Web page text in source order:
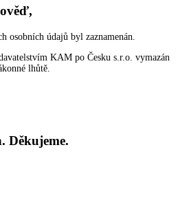
osobních údajů byl zaznamenán.
KAM po Česku s.r.o. vymazán
lhůtě.
Děkujeme.